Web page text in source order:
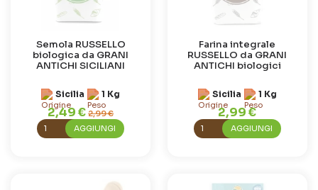
Semola RUSSELLO
biologica da GRANI
ANTICHI SICILIANI
Sicilia 1 Kg
2,49 €2,99 €
AGGIUNGI
Farina integrale
RUSSELLO da GRANI
ANTICHI biologici
Sicilia 1 Kg
2,99 €
AGGIUNGI